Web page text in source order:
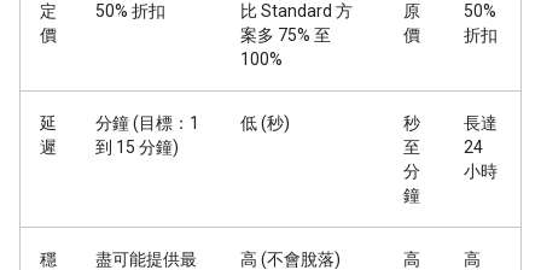
定
價
50% 折扣
比 Standard 方
案多 75% 至
100%
原
價
50%
折扣
延
遲
分鐘 (目標：1
到 15 分鐘)
低 (秒)
秒
至
分
鐘
長達
24
小時
穩
盡可能提供最
高 (不會脫落)
高
高